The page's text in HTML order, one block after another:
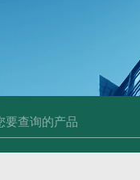
室废水处理系统